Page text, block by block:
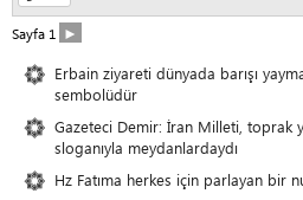
Sayfa 1
►
Erbain ziyareti dünyada barışı
sembolüdür
Gazeteci Demir: İran Milleti, toprak
sloganıyla meydanlardaydı
Hz Fatıma herkes için parlayan bir